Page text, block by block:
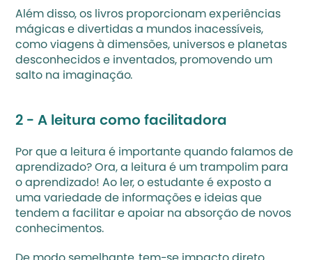
Além disso, os livros proporcionam experiências
mágicas e divertidas a mundos inacessíveis,
como viagens à dimensões, universos e planetas
desconhecidos e inventados, promovendo um
salto na imaginação.
2 - A leitura como facilitadora
Por que a leitura é importante quando falamos de
aprendizado? Ora, a leitura é um trampolim para
o aprendizado! Ao ler, o estudante é exposto a
uma variedade de informações e ideias que
tendem a facilitar e apoiar na absorção de novos
conhecimentos.